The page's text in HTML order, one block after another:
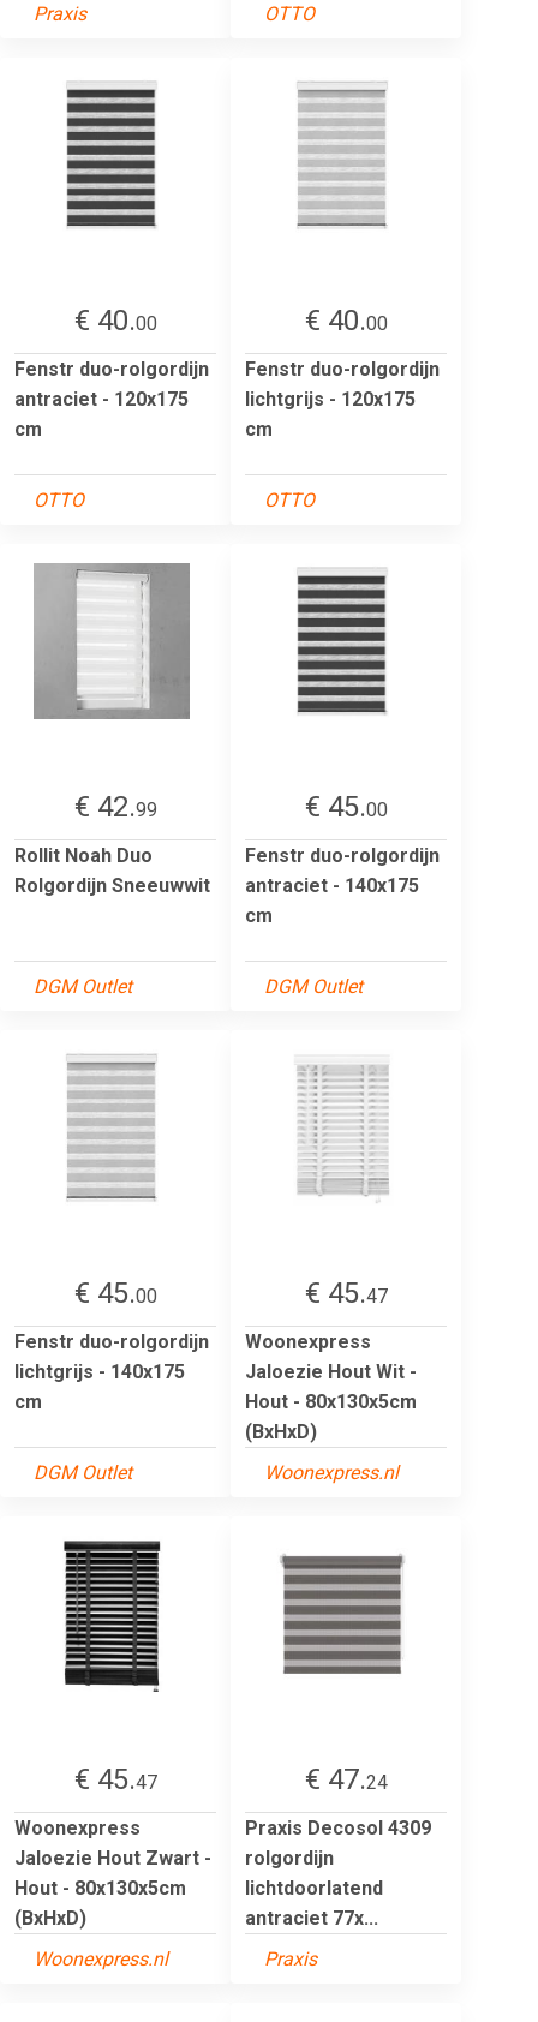
Praxis OTTO
€ 40.00
Fenstr duo-rolgordijn
antraciet - 120x175
cm
OTTO
€ 40.00
Fenstr duo-rolgordijn
lichtgrijs - 120x175
cm
OTTO
€ 42.99
Rollit Noah Duo
Rolgordijn Sneeuwwit
DGM Outlet
€ 45.00
Fenstr duo-rolgordijn
antraciet - 140x175
cm
DGM Outlet
€ 45.00
Fenstr duo-rolgordijn
lichtgrijs - 140x175
cm
DGM Outlet
€ 45.47
Woonexpress
Jaloezie Hout Wit -
Hout - 80x130x5cm
(BxHxD)
Woonexpress.nl
€ 45.47
Woonexpress
Jaloezie Hout Zwart -
Hout - 80x130x5cm
(BxHxD)
Woonexpress.nl
€ 47.24
Praxis Decosol 4309
rolgordijn
lichtdoorlatend
antraciet 77x...
Praxis